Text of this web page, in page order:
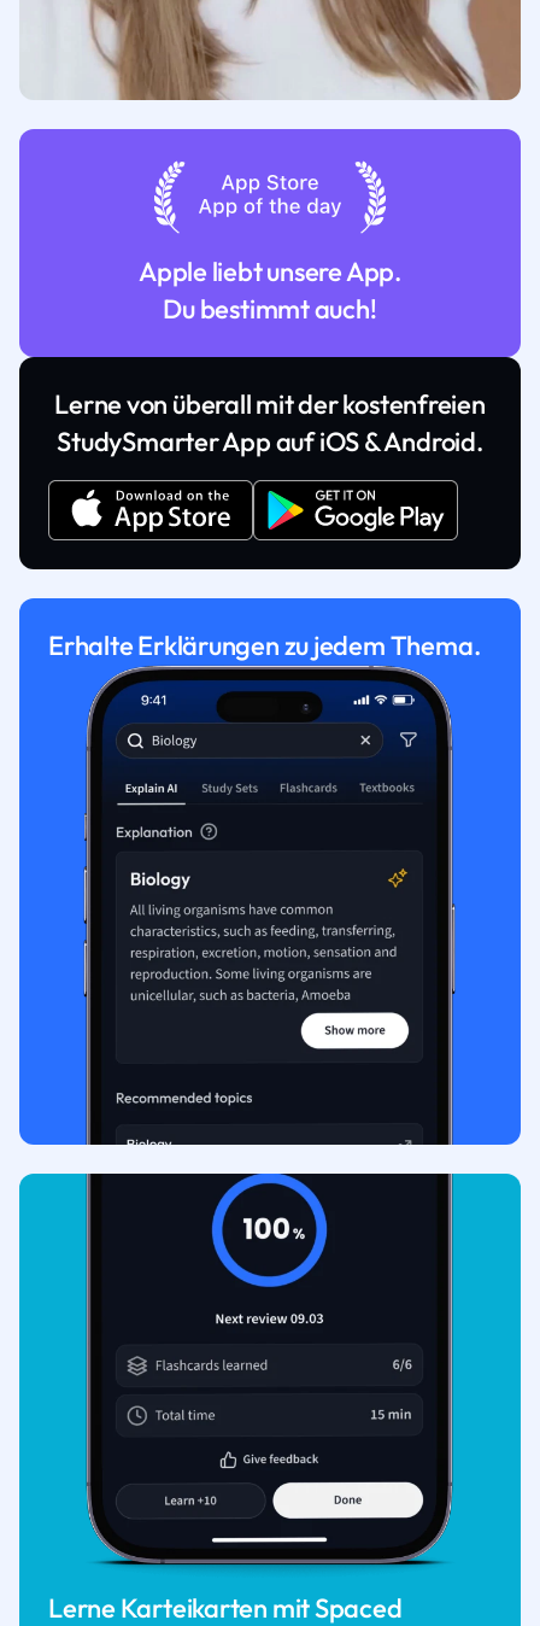
Apple liebt unsere App.
Du bestimmt auch!
Lerne von überall mit der kostenfreien
StudySmarter App auf iOS & Android.
Erhalte Erklärungen zu jedem Thema.
Lerne Karteikarten mit Spaced